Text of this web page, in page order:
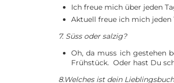
Ich freue mich über jeden
Aktuell freue ich mich jeden
7. Süss oder salzig?
Oh, da muss ich gestehen
Frühstück. Oder hast Du
8.Welches ist dein